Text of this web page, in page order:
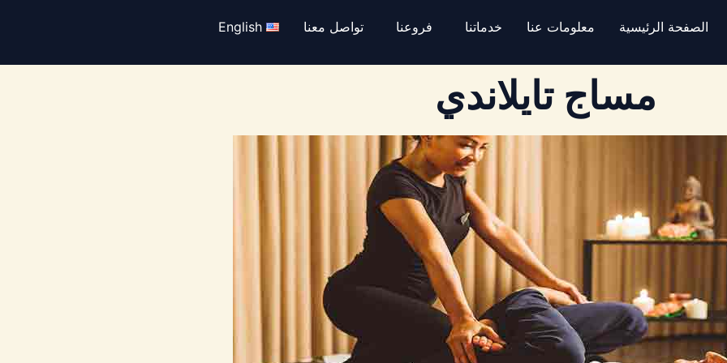
الصفحة الرئيسية معلومات عنا خدماتنا فروعنا تواصل معنا English
مساج تايلاندي